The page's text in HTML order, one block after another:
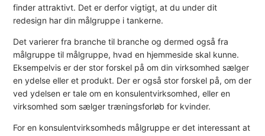
finder attraktivt. Det er derfor vigtigt, at du under dit
redesign har din målgruppe i tankerne.
Det varierer fra branche til branche og dermed også fra
målgruppe til målgruppe, hvad en hjemmeside skal kunne.
Eksempelvis er der stor forskel på om din virksomhed sælger
en ydelse eller et produkt. Der er også stor forskel på, om der
ved ydelsen er tale om en konsulentvirksomhed, eller en
virksomhed som sælger træningsforløb for kvinder.
For en konsulentvirksomheds målgruppe er det interessant at